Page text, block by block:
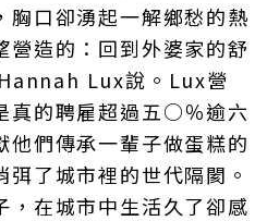
胸口卻湧起一解鄉愁的熱
營造的：回到外婆家的舒
Lux說。Lux營
真的聘雇超過五○％逾六
他們傳承一輩子做蛋糕的
了城市裡的世代隔閡。
，在城市中生活久了卻感